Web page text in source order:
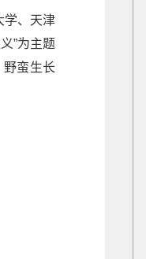
学、天津
”为主题
蛮生长